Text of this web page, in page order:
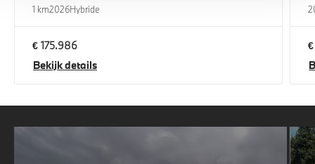
1 km2026Hybride
€ 175.986
Bekijk details